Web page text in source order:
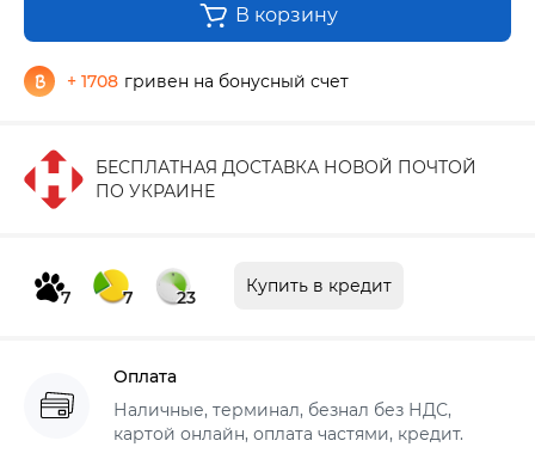
В корзину
+ 1708 гривен на бонусный счет
БЕСПЛАТНАЯ ДОСТАВКА НОВОЙ ПОЧТОЙ
ПО УКРАИНЕ
7 7 23
Купить в кредит
Оплата
Наличные, терминал, безнал без НДС,
картой онлайн, оплата частями, кредит.